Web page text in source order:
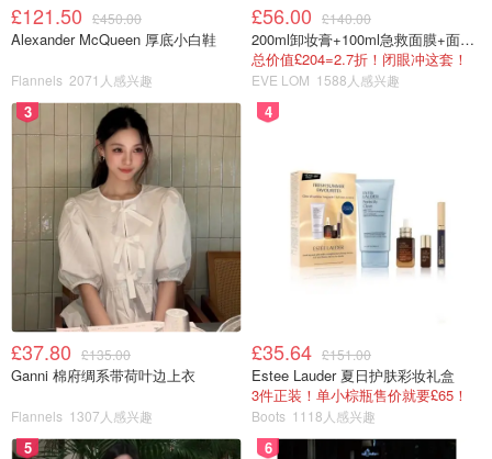
阿喵想睡觉 9 查看原帖
我是女儿，也是妈妈。 我有妈妈，也有女儿。 我每天都告诉
女儿，我爱她。女儿也每天跟我说，她爱我。可是，我竟然
从未跟妈妈说过一次，我爱她。 好想妈妈！
小撒，你怎么偷偷穿高跟鞋呢？
£121.50 £450.00
Alexander McQueen 厚底小白鞋
Flannels 2071人感兴趣
£56.00 £140.00
200ml卸妆膏+100ml急救面膜+面霜+洁颜布
总价值£204=2.7折！闭眼冲这套！
EVE LOM 1588人感兴趣
3
£37.80 £135.00
Ganni 棉府绸系带荷叶边上衣
Flannels 1307人感兴趣
4
£35.64 £151.00
Estee Lauder 夏日护肤彩妆礼盒
3件正装！单小棕瓶售价就要£65！
Boots 1118人感兴趣
5 6